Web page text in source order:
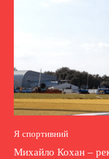
Я спортивний
Михайло Кохан –